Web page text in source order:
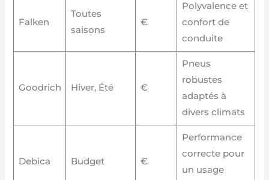
Falken
Toutes
saisons
€
Polyvalence et
confort de
conduite
Goodrich Hiver, Été €
Pneus
robustes
adaptés à
divers climats
Debica Budget €
Performance
correcte pour
un usage